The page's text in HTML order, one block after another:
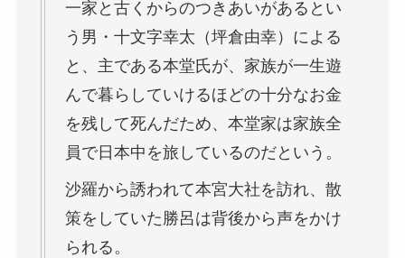
一家と古くからのつきあいがあるとい
う男・十文字幸太（坪倉由幸）による
と、主である本堂氏が、家族が一生遊
んで暮らしていけるほどの十分なお金
を残して死んだため、本堂家は家族全
員で日本中を旅しているのだという。
沙羅から誘われて本宮大社を訪れ、散
策をしていた勝呂は背後から声をかけ
られる。